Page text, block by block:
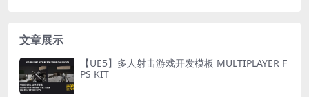
文章展示
【UE5】多人射击游戏开发模板 MULTIPLAYER F
PS KIT